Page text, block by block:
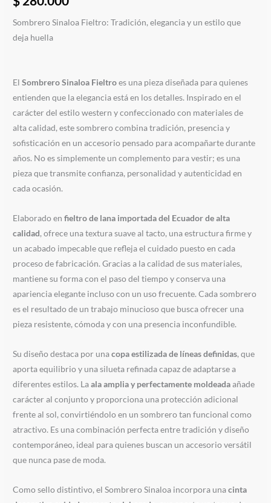
Sombrero Sinaloa Fieltro: Tradición, elegancia y un estilo que
deja huella
ElSombrero Sinaloa Fieltroes una pieza diseñada para quienes
entienden que la elegancia está en los detalles. Inspirado en el
carácter del estilo western y confeccionado con materiales de
alta calidad, este sombrero combina tradición, presencia y
sofisticación en un accesorio pensado para acompañarte durante
años. No es simplemente un complemento para vestir; es una
pieza que transmite confianza, personalidad y autenticidad en
cada ocasión.
Elaborado enfieltro de lana importada del Ecuador de alta
calidad, ofrece una textura suave al tacto, una estructura firme y
un acabado impecable que refleja el cuidado puesto en cada
proceso de fabricación. Gracias a la calidad de sus materiales,
mantiene su forma con el paso del tiempo y conserva una
apariencia elegante incluso con un uso frecuente. Cada sombrero
es el resultado de un trabajo minucioso que busca ofrecer una
pieza resistente, cómoda y con una presencia inconfundible.
Su diseño destaca por unacopa estilizada de líneas definidas, que
aporta equilibrio y una silueta refinada capaz de adaptarse a
diferentes estilos. Laala amplia y perfectamente moldeadaañade
carácter al conjunto y proporciona una protección adicional
frente al sol, convirtiéndolo en un sombrero tan funcional como
atractivo. Es una combinación perfecta entre tradición y diseño
contemporáneo, ideal para quienes buscan un accesorio versátil
que nunca pase de moda.
Como sello distintivo, el Sombrero Sinaloa incorpora unacinta